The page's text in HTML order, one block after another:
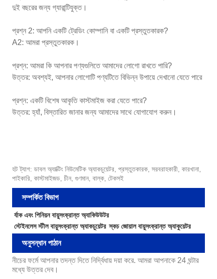
দুই বছরের জন্য গ্যারান্টিযুক্ত।
প্রশ্ন 2: আপনি একটি ট্রেডিং কোম্পানি বা একটি প্রস্তুতকারক?
A2: আমরা প্রস্তুতকারক।
প্রশ্ন: আমরা কি আপনার পণ্যগুলিতে আমাদের লোগো রাখতে পারি?
উত্তর: অবশ্যই, আপনার লোগোটি পণ্যটিতে বিভিন্ন উপায়ে দেখানো যেতে পারে
প্রশ্ন: একটি বিশেষ আকৃতি কাস্টমাইজ করা যেতে পারে?
উত্তর: হ্যাঁ, বিস্তারিত জানার জন্য আমাদের সাথে যোগাযোগ করুন।
হট ট্যাগ: ডাবল অ্যাক্টিং নিউমেটিক অ্যাকচুয়েটর, প্রস্তুতকারক, সরবরাহকারী, কারখানা,
পাইকারি, কাস্টমাইজড, চীন, গুণমান, বাল্ক, টেকসই
সম্পর্কিত বিভাগ
র্যাক এবং পিনিয়ন বায়ুসংক্রান্ত অ্যাকিউউটর
স্টেইনলেস স্টীল বায়ুসংক্রান্ত অ্যাকচুয়েটর স্কচ জোয়াল বায়ুসংক্রান্ত অ্যাকুয়েটর
অনুসন্ধান পাঠান
নীচের ফর্মে আপনার তদন্ত দিতে নির্দ্বিধায় দয়া করে. আমরা আপনাকে 24 ঘন্টার
মধ্যে উত্তর দেব।